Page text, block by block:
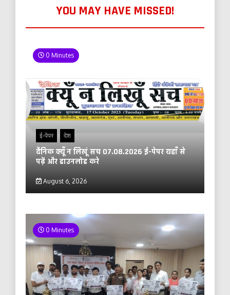
YOU MAY HAVE MISSED!
0 Minutes
ई-पेपर देश
दैनिक क्यूँ न लिखूं सच 07.08.2026 ई-पेपर यहाँ से
पढ़ें और डाउनलोड करे
August 6, 2026
0 Minutes